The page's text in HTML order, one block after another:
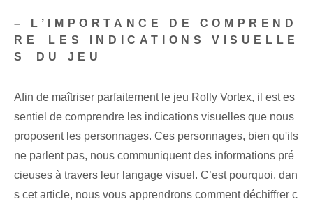
– L’IMPORTANCE DE COMPREND
RE⁢ LES INDICATIONS VISUELLE
S⁤ DU JEU
Afin de maîtriser parfaitement le jeu Rolly Vortex, il est es
sentiel de comprendre les indications visuelles que nous
proposent les personnages. Ces personnages, bien qu'ils
ne parlent pas, nous communiquent des informations pré
cieuses à travers leur langage visuel. C’est pourquoi, dan
s cet article, nous vous apprendrons⁤ comment déchiffrer c